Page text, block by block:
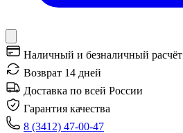
Наличный и безналичный расчёт
Возврат 14 дней
Доставка по всей России
Гарантия качества
8 (3412) 47-00-47